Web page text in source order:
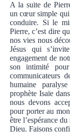
A la suite de
un cœur simple
conduire. Si le
Pierre, c’est dire
nos vies nous
Jésus qui
engagement de
son intimité
communicateurs
humaine
prophète Isaïe
nous devons
pour porter au
être l’espérance
Dieu. Faisons